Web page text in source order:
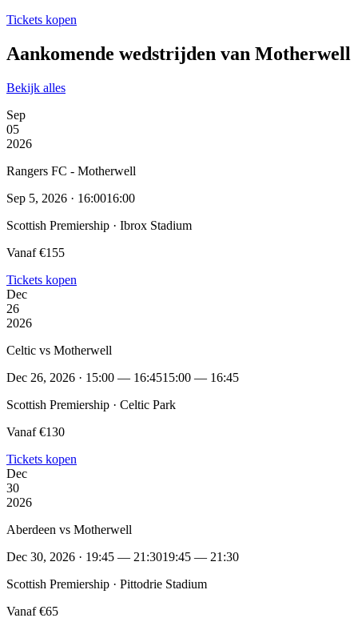
Tickets kopen
Aankomende wedstrijden van Motherwell
Bekijk alles
Sep
05
2026
Rangers FC - Motherwell
Sep 5, 2026 · 16:0016:00
Scottish Premiership · Ibrox Stadium
Vanaf €155
Tickets kopen
Dec
26
2026
Celtic vs Motherwell
Dec 26, 2026 · 15:00 — 16:4515:00 — 16:45
Scottish Premiership · Celtic Park
Vanaf €130
Tickets kopen
Dec
30
2026
Aberdeen vs Motherwell
Dec 30, 2026 · 19:45 — 21:3019:45 — 21:30
Scottish Premiership · Pittodrie Stadium
Vanaf €65